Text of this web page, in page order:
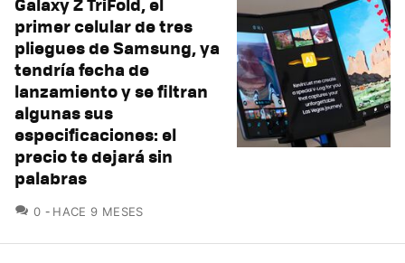
primer celular de tres
pliegues de Samsung, ya
tendría fecha de
lanzamiento y se filtran
algunas sus
especificaciones: el
precio te dejará sin
palabras
0 COMENTARIOS
HACE 9 MESES